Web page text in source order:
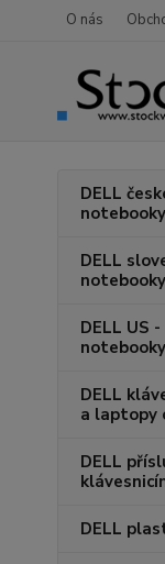
O nás
DELL
DELL
DELL US
DELL
a laptopy
DELL
DELL